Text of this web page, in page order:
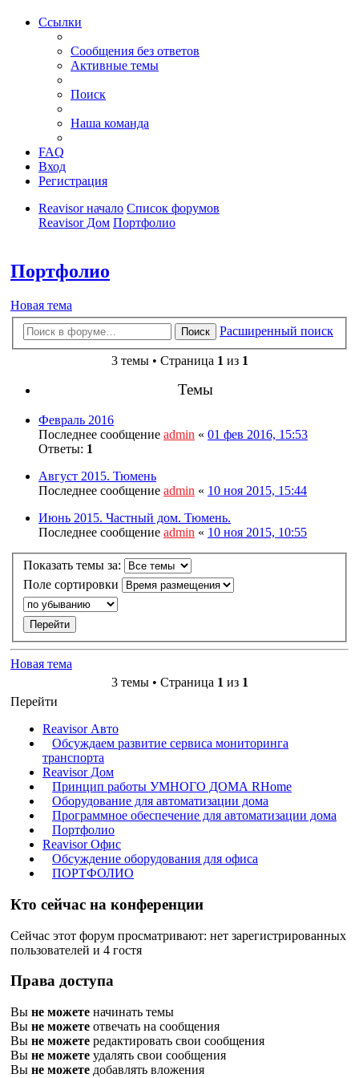
Ссылки
Сообщения без ответов
Активные темы
Поиск
Наша команда
FAQ
Вход
Регистрация
Reavisor начало Список форумов
Reavisor Дом Портфолио
Портфолио
Новая тема
Поиск Расширенный поиск
3 темы • Страница 1 из 1
Темы
Февраль 2016
Последнее сообщение admin « 01 фев 2016, 15:53
Ответы: 1
Август 2015. Тюмень
Последнее сообщение admin « 10 ноя 2015, 15:44
Июнь 2015. Частный дом. Тюмень.
Последнее сообщение admin « 10 ноя 2015, 10:55
Показать темы за:
Поле сортировки
Новая тема
3 темы • Страница 1 из 1
Перейти
Reavisor Авто
Обсуждаем развитие сервиса мониторинга
транспорта
Reavisor Дом
Принцип работы УМНОГО ДОМА RHome
Оборудование для автоматизации дома
Программное обеспечение для автоматизации дома
Портфолио
Reavisor Офис
Обсуждение оборудования для офиса
ПОРТФОЛИО
Кто сейчас на конференции
Сейчас этот форум просматривают: нет зарегистрированных
пользователей и 4 гостя
Права доступа
Вы не можете начинать темы
Вы не можете отвечать на сообщения
Вы не можете редактировать свои сообщения
Вы не можете удалять свои сообщения
Вы не можете добавлять вложения